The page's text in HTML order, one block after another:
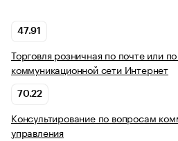
47.91
Торговля розничная по почте или
коммуникационной сети Интернет
70.22
Консультирование по вопросам
управления